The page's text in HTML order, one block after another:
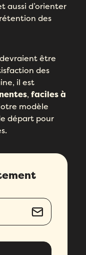
aussi d’orienter
des
être
des
il est
,faciles à
modèle
départ pour